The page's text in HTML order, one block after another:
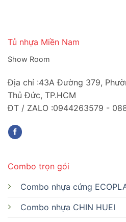
Tủ nhựa Miền Nam
Show Room
Địa chỉ :43A Đường 379,
Thủ Đức, TP.HCM
ĐT / ZALO :0944263579 -
Combo trọn gói
Combo nhựa cứng
Combo nhựa CHIN HUEI